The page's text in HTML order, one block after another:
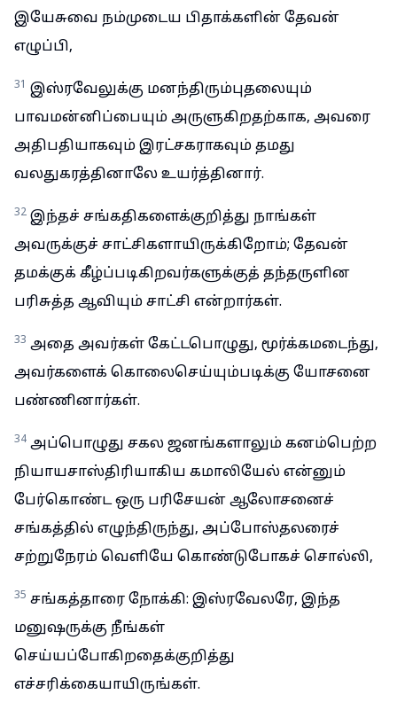
இயேசுவை நம்முடைய பிதாக்களின் தேவன்
எழுப்பி,
31 இஸ்ரவேலுக்கு மனந்திரும்புதலையும்
பாவமன்னிப்பையும் அருளுகிறதற்காக, அவரை
அதிபதியாகவும் இரட்சகராகவும் தமது
வலதுகரத்தினாலே உயர்த்தினார்.
32 இந்தச் சங்கதிகளைக்குறித்து நாங்கள்
அவருக்குச் சாட்சிகளாயிருக்கிறோம்; தேவன்
தமக்குக் கீழ்ப்படிகிறவர்களுக்குத் தந்தருளின
பரிசுத்த ஆவியும் சாட்சி என்றார்கள்.
33 அதை அவர்கள் கேட்டபொழுது, மூர்க்கமடைந்து,
அவர்களைக் கொலைசெய்யும்படிக்கு யோசனை
பண்ணினார்கள்.
34 அப்பொழுது சகல ஜனங்களாலும் கனம்பெற்ற
நியாயசாஸ்திரியாகிய கமாலியேல் என்னும்
பேர்கொண்ட ஒரு பரிசேயன் ஆலோசனைச்
சங்கத்தில் எழுந்திருந்து, அப்போஸ்தலரைச்
சற்றுநேரம் வெளியே கொண்டுபோகச் சொல்லி,
35 சங்கத்தாரை நோக்கி: இஸ்ரவேலரே, இந்த
மனுஷருக்கு நீங்கள்
செய்யப்போகிறதைக்குறித்து
எச்சரிக்கையாயிருங்கள்.